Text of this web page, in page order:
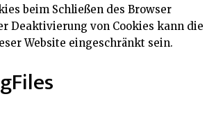
beim Schließen des Browser
Deaktivierung von Cookies kann die
Website eingeschränkt sein.